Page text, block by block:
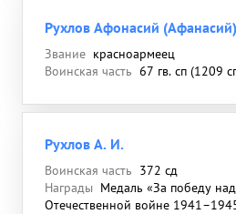
Рухлов Афонасий
Звание красноармеец
Воинская часть 67 гв. сп (1209
Рухлов А. И.
Воинская часть 372 сд
Награды Медаль «За победу
Отечественной войне 1941–1945